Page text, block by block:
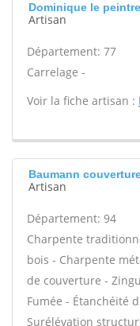
Dominique le
Artisan
Département: 77
Carrelage -
Voir la fiche artisan :
Baumann
Artisan
Département: 94
Charpente
bois - Charpente
de couverture -
Fumée - Étanchéité
Surélévation